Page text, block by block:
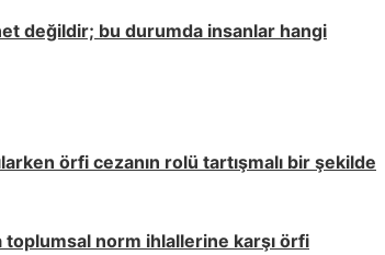
değildir; bu durumda insanlar hangi
örfi cezanın rolü tartışmalı bir şekilde
norm ihlallerine karşı örfi